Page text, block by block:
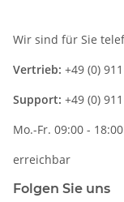
Wir sind für Sie
Vertrieb: +49 (0)
Support: +49 (0)
Mo.-Fr. 09:00 -
erreichbar
Folgen Sie uns